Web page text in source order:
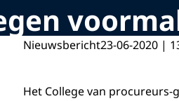
Nieuwsbericht23-06-2020 |
Het College van